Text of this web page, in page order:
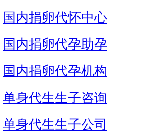
国内捐卵代怀中心
国内捐卵代孕助孕
国内捐卵代孕机构
单身代生生子咨询
单身代生生子公司